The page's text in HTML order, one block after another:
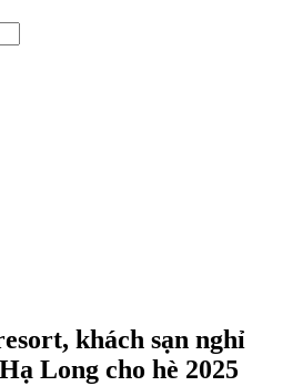
khách sạn nghỉ
Long cho hè 2025